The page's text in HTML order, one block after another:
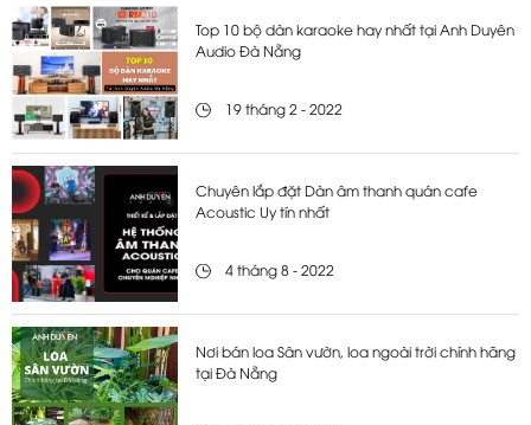
Top 10 bộ dàn karaoke hay nhất tại Anh Duyên
Audio Đà Nẵng
19 tháng 2 - 2022
Chuyên lắp đặt Dàn âm thanh quán cafe
Acoustic Uy tín nhất
4 tháng 8 - 2022
Nơi bán loa Sân vườn, loa ngoài trời chính hãng
tại Đà Nẵng